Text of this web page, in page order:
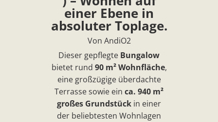
einer Ebene in
absoluter Toplage.
Von AndiO2
Dieser gepflegte Bungalow
bietet rund 90 m² Wohnfläche,
eine großzügige überdachte
Terrasse sowie ein ca. 940 m²
großes Grundstück in einer
der beliebtesten Wohnlagen